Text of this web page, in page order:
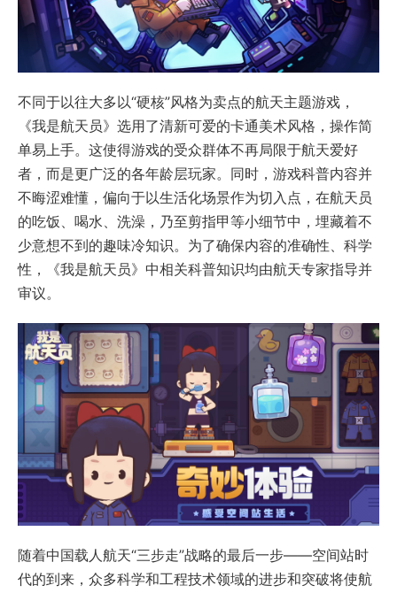
不同于以往大多以“硬核”风格为卖点的航天主题游戏，
《我是航天员》选用了清新可爱的卡通美术风格，操作简
单易上手。这使得游戏的受众群体不再局限于航天爱好
者，而是更广泛的各年龄层玩家。同时，游戏科普内容并
不晦涩难懂，偏向于以生活化场景作为切入点，在航天员
的吃饭、喝水、洗澡，乃至剪指甲等小细节中，埋藏着不
少意想不到的趣味冷知识。为了确保内容的准确性、科学
性，《我是航天员》中相关科普知识均由航天专家指导并
审议。
随着中国载人航天“三步走”战略的最后一步——空间站时
代的到来，众多科学和工程技术领域的进步和突破将使航